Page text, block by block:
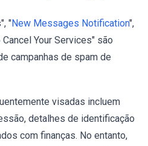
"New Messages Notification",
Cancel Your Services" são
campanhas de spam de
visadas incluem
detalhes de identificação
com finanças. No entanto,